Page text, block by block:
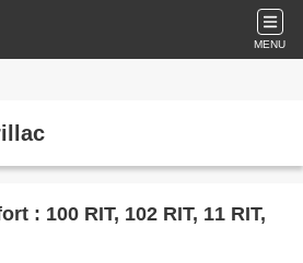
MENU
: 100 RIT, 102 RIT, 11 RIT,